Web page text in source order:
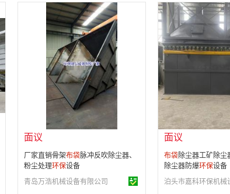
会员注册：第 8 年
经营模式：生产制造
成立日期：2019-09-04
供应产品：
98 条
面议
厂家直销骨架布袋脉冲反吹除尘器、
粉尘处理环保设备
青岛万浩机械设备有限公司
面议
会员注册：第 4 年
经营模式： 生产制造
供应产品：42 条
面议
布袋除尘器工矿除尘
除尘器防爆环保设备